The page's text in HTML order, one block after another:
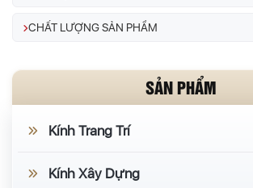
CHẤT LƯỢNG SẢN PHẨM
SẢN PHẨM
Kính Trang Trí
Kính Xây Dựng